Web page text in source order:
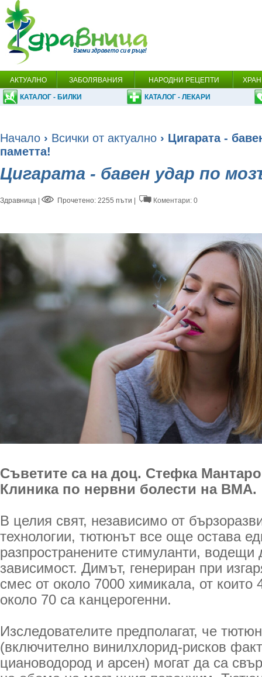
АКТУАЛНО ЗАБОЛЯВАНИЯ НАРОДНИ РЕЦЕПТИ
КАТАЛОГ - БИЛКИ КАТАЛОГ - ЛЕКАРИ
Начало › Всички от актуално › Цигарата -
паметта!
Цигарата - бавен удар по
Здравница Прочетено: 2255 пъти | Коментари: 0
Съветите са на доц. Стефка
Клиника по нервни болести на ВМА.
В целия свят, независимо от
технологии, тютюнът все още остава
разпространените стимуланти, водещи
зависимост. Димът, генериран при
смес от около 7000 химикала, от които
около 70 са канцерогенни.
Изследователите предполагат, че
(включително винилхлорид-рисков
циановодород и арсен) могат да са